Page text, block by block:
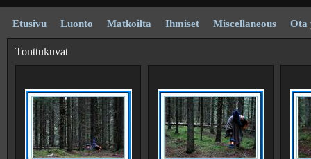
Etusivu Luonto Matkoilta Ihmiset Miscellaneous Ota
Tonttukuvat